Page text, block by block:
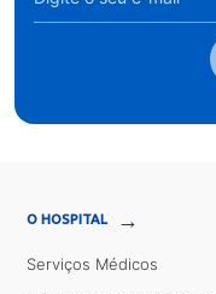
O HOSPITAL →
Serviços Médicos